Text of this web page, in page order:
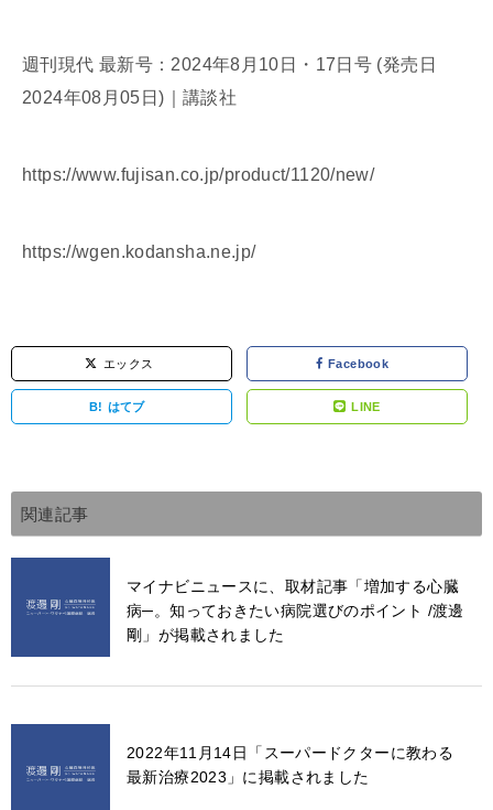
週刊現代 最新号：2024年8月10日・17日号 (発売日
2024年08月05日)｜講談社
https://www.fujisan.co.jp/product/1120/new/
https://wgen.kodansha.ne.jp/
エックス Facebook
B! はてブ LINE
関連記事
マイナビニュースに、取材記事「増加する心臓
病─。知っておきたい病院選びのポイント /渡邊
剛」が掲載されました
2022年11月14日「スーパードクターに教わる
最新治療2023」に掲載されました